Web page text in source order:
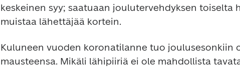
keskeinen syy; saatuaan joulutervehdyksen toiselta
Kuluneen vuoden koronatilanne tuo joulusesonkiin
mausteensa. Mikäli lähipiiriä ei ole mahdollista